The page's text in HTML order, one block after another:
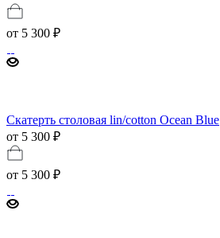
от 5 300 ₽
Скатерть столовая lin/cotton Ocean Blue
от 5 300 ₽
от 5 300 ₽